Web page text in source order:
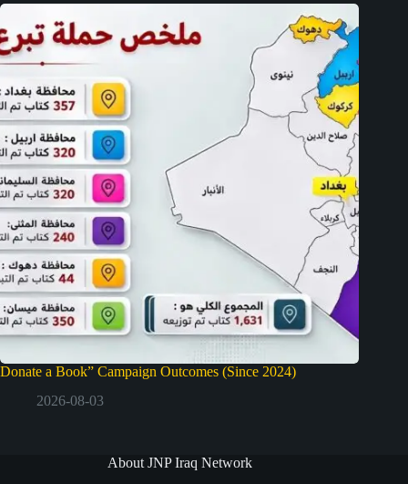
Donate a Book” Campaign Outcomes (Since 2024)
2026-08-03
About JNP Iraq Network